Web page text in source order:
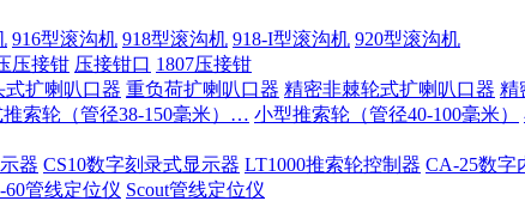
916型滚沟机 918型滚沟机 918-I型滚沟机 920型滚沟机
压接钳 压接钳口 1807压接钳
式扩喇叭口器 重负荷扩喇叭口器 精密非棘轮式扩喇叭口器 精
索轮（管径38-150毫米）… 小型推索轮（管径40-100毫米）
器 CS10数字刻录式显示器 LT1000推索轮控制器 CA-25数字
60管线定位仪 Scout管线定位仪